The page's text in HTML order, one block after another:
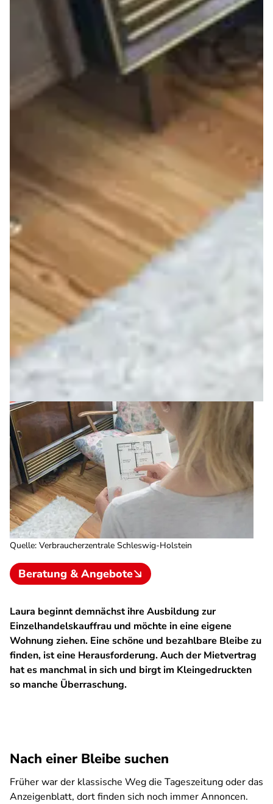
Quelle: Verbraucherzentrale Schleswig-Holstein
Beratung & Angebote
Laura beginnt demnächst ihre Ausbildung zur
Einzelhandelskauffrau und möchte in eine eigene
Wohnung ziehen. Eine schöne und bezahlbare Bleibe zu
finden, ist eine Herausforderung. Auch der Mietvertrag
hat es manchmal in sich und birgt im Kleingedruckten
so manche Überraschung.
Nach einer Bleibe suchen
Früher war der klassische Weg die Tageszeitung oder das
Anzeigenblatt, dort finden sich noch immer Annoncen.